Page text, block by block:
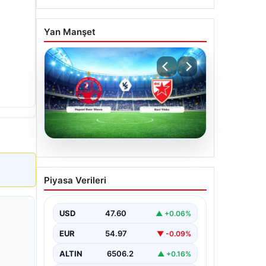
Yan Manşet
04.08.2026
CANLI | Hapoel Beer
Sheva – Kızıl Yıldız Canlı
Piyasa Verileri
USD 47.60 ▲ +0.06%
EUR 54.97 ▼ -0.09%
ALTIN 6506.2 ▲ +0.16%